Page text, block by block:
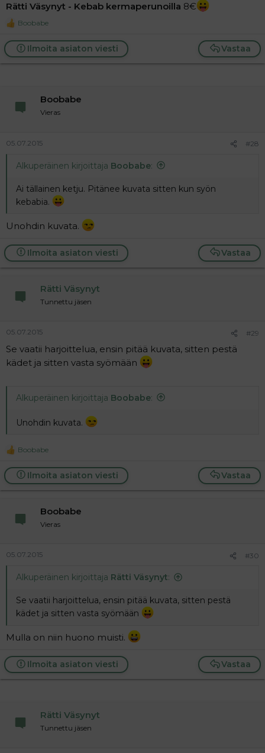
Rätti Väsynyt - Kebab kermaperunoilla 8€
R
a
c
t
Boobabe
Vastaa
Ilmoita asiaton viesti
Boobabe
Vieras
05.07.2015 #28
Alkuperäinen kirjoittaja Boobabe:
Ai tällainen ketju. Pitänee kuvata sitten kun syön
kebabia.
Unohdin kuvata.
Vastaa
Ilmoita asiaton viesti
Rätti Väsynyt
Tunnettu jäsen
05.07.2015 #29
Se vaatii harjoittelua, ensin pitää kuvata, sitten pestä
kädet ja sitten vasta syömään
Alkuperäinen kirjoittaja Boobabe:
Unohdin kuvata.
R
a
c
t
Boobabe
Vastaa
Ilmoita asiaton viesti
Boobabe
Vieras
05.07.2015 #30
Alkuperäinen kirjoittaja Rätti Väsynyt:
Se vaatii harjoittelua, ensin pitää kuvata, sitten pestä
kädet ja sitten vasta syömään
Mulla on niin huono muisti.
Vastaa
Ilmoita asiaton viesti
Rätti Väsynyt
Tunnettu jäsen